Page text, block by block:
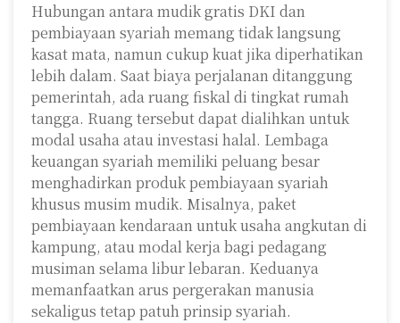
Hubungan antara mudik gratis DKI dan
pembiayaan syariah memang tidak langsung
kasat mata, namun cukup kuat jika diperhatikan
lebih dalam. Saat biaya perjalanan ditanggung
pemerintah, ada ruang fiskal di tingkat rumah
tangga. Ruang tersebut dapat dialihkan untuk
modal usaha atau investasi halal. Lembaga
keuangan syariah memiliki peluang besar
menghadirkan produk pembiayaan syariah
khusus musim mudik. Misalnya, paket
pembiayaan kendaraan untuk usaha angkutan di
kampung, atau modal kerja bagi pedagang
musiman selama libur lebaran. Keduanya
memanfaatkan arus pergerakan manusia
sekaligus tetap patuh prinsip syariah.